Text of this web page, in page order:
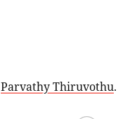
Parvathy Thiruvothu.